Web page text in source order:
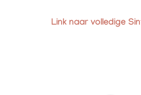
Link naar volledige